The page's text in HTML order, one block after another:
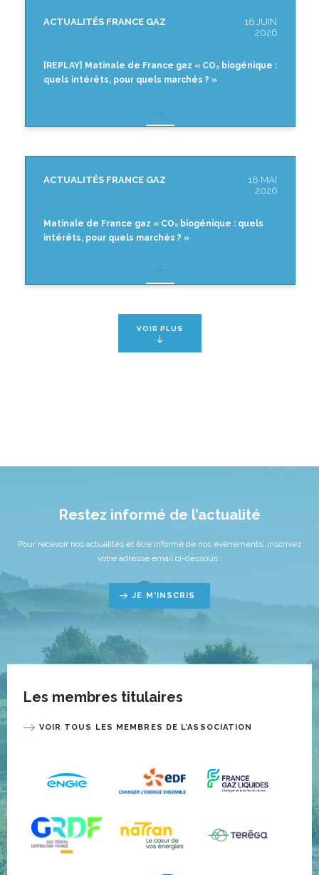
ACTUALITÉS FRANCE GAZ
16 JUIN
2026
[REPLAY] Matinale de France gaz « CO₂ biogénique :
quels intérêts, pour quels marchés ? »
ACTUALITÉS FRANCE GAZ
18 MAI
2026
Matinale de France gaz « CO₂ biogénique : quels
intérêts, pour quels marchés ? »
VOIR PLUS
Restez informé de l’actualité
Pour recevoir nos actualités et être informé de nos événements, inscrivez
votre adresse email ci-dessous :
JE M'INSCRIS
Les membres titulaires
VOIR TOUS LES MEMBRES DE L’ASSOCIATION